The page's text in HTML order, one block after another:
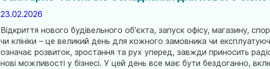
23.02.2026
Відкриття нового будівельного об'єкта, запуск офісу, магазину,
чи клініки – це великий день для кожного замовника чи
означає розвиток, зростання та рух уперед, завжди приносить
нові можливості у бізнесі. У цей день все має бути бездоганно,